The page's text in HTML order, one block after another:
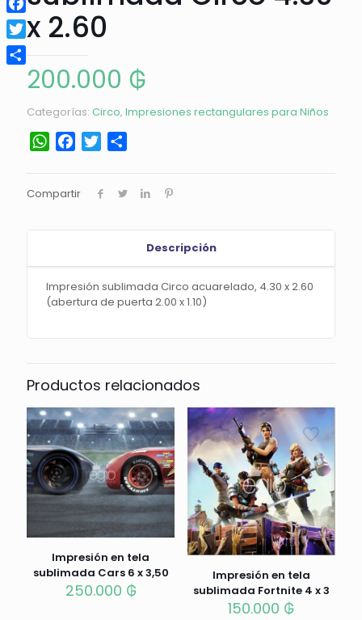
x 2.60
200.000 ₲
Categorías: Circo, Impresiones rectangulares para Niños
WhatsApp
Facebook
Twitter
Compartir
Descripción
Impresión sublimada Circo acuarelado, 4.30 x 2.60
(abertura de puerta 2.00 x 1.10)
Productos relacionados
Impresión en tela
sublimada Cars 6 x 3,50
250.000 ₲
Impresión en tela
sublimada Fortnite 4 x 3
150.000 ₲
Facebook
Twitter
Compartir